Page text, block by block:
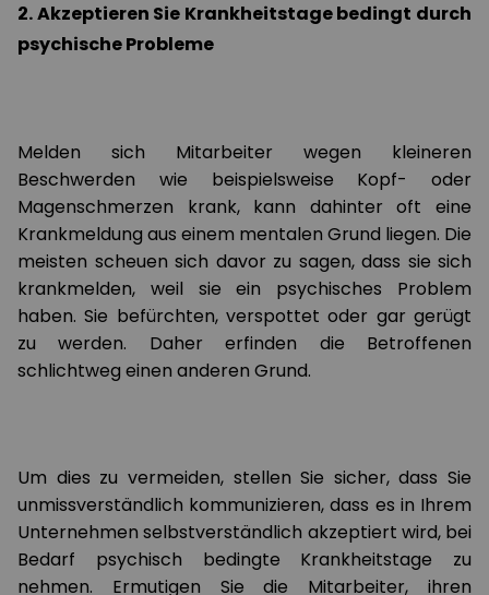
2. Akzeptieren Sie Krankheitstage bedingt durch
psychische Probleme
Melden sich Mitarbeiter wegen kleineren
Beschwerden wie beispielsweise Kopf- oder
Magenschmerzen krank, kann dahinter oft eine
Krankmeldung aus einem mentalen Grund liegen. Die
meisten scheuen sich davor zu sagen, dass sie sich
krankmelden, weil sie ein psychisches Problem
haben. Sie befürchten, verspottet oder gar gerügt
zu werden. Daher erfinden die Betroffenen
schlichtweg einen anderen Grund.
Um dies zu vermeiden, stellen Sie sicher, dass Sie
unmissverständlich kommunizieren, dass es in Ihrem
Unternehmen selbstverständlich akzeptiert wird, bei
Bedarf psychisch bedingte Krankheitstage zu
nehmen. Ermutigen Sie die Mitarbeiter, ihren